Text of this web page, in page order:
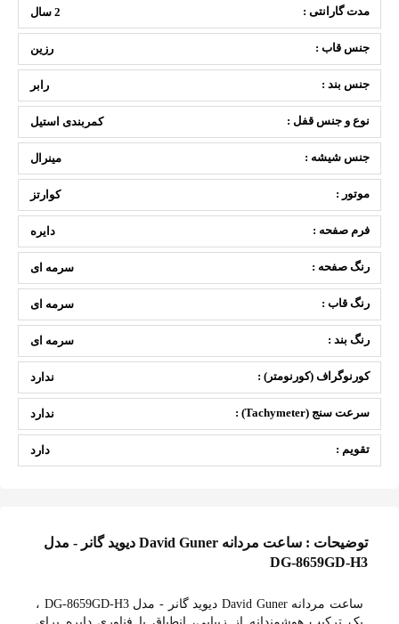
مدت گارانتی : 2 سال
جنس قاب : رزین
جنس بند : رابر
نوع و جنس قفل : کمربندی استیل
جنس شیشه : مینرال
موتور : کوارتز
فرم صفحه : دایره
رنگ صفحه : سرمه ای
رنگ قاب : سرمه ای
رنگ بند : سرمه ای
کورنوگراف (کورنومتر) : ندارد
سرعت سنج (Tachymeter) : ندارد
تقویم : دارد
توضیحات : ساعت مردانه David Guner دیوید گانر - مدل
DG-8659GD-H3
ساعت مردانه David Guner دیوید گانر - مدل DG-8659GD-H3 ،